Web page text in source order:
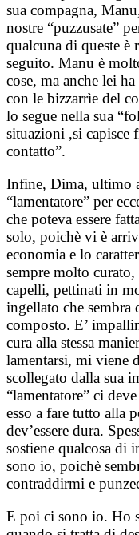
sua compagna,
nostre “puzzusate”
qualcuna di queste è
seguito. Manu è
cose, ma anche lei
con le bizzarrìe del
lo segue nella sua
situazioni ,si capisce
contatto”.
Infine, Dima, ultimo
“lamentatore” per
che poteva essere
solo, poichè vi è
economia e lo
sempre molto
capelli, pettinati in
ingellato che sembra
composto. E’
cura alla stessa
lamentarsi, mi viene
scollegato dalla sua
“lamentatore” ci
esso a fare tutto alla
dev’essere dura.
sostiene qualcosa di
sono io, poichè
contraddirmi e
E poi ci sono io. Ho